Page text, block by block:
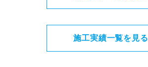
施工実績一覧を見る